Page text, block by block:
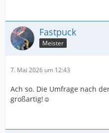
Fastpuck
Meister
7. Mai 2026 um 12:43
Ach so. Die Umfrage nach
großartig!☺️